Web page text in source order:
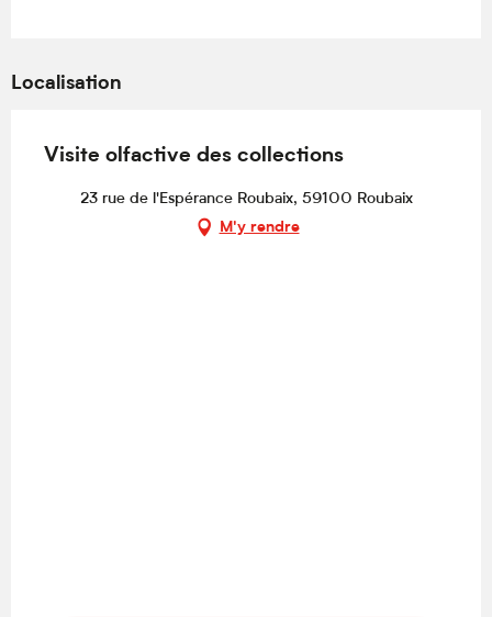
Localisation
Visite olfactive des collections
23 rue de l'Espérance Roubaix, 59100 Roubaix
M'y rendre